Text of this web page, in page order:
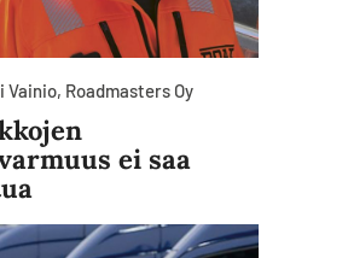
Roadmasters Oy
ei saa